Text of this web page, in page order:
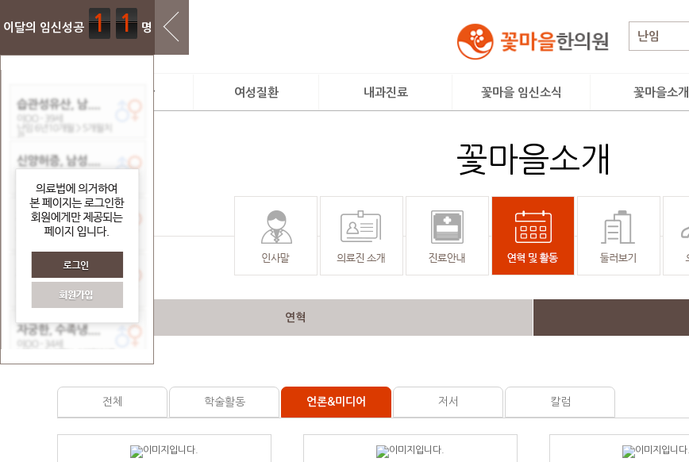
임신과 출산
꽃마을 임신공식
계획임신
임신중 관리
산후조리
유산후조리
여성질환 내과진료 꽃마을 임신소식
이달의 임신소식
임신성공후기
꽃마을소개
둘러보기
오시는길
꽃마을 소식
꽃마을소개
연혁
전체 학술활동 언론&미디어 저서 칼럼
이달의 임신성공 1 1 명